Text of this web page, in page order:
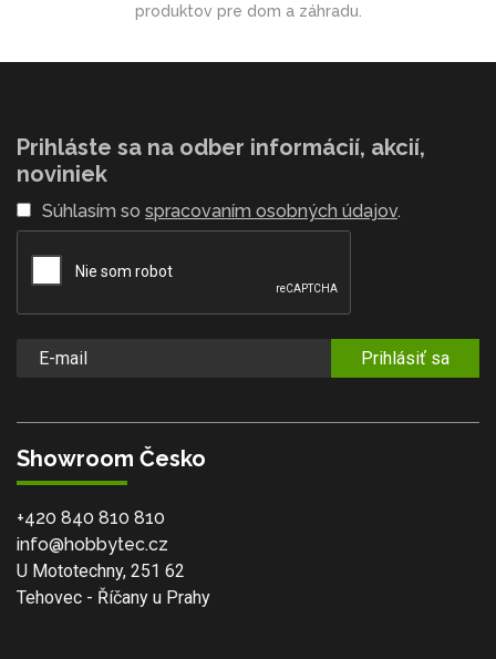
produktov pre dom a záhradu.
Prihláste sa na odber informácií, akcií,
noviniek
Súhlasím so spracovaním osobných údajov.
Prihlásiť sa
Showroom Česko
+420 840 810 810
info@hobbytec.cz
U Mototechny, 251 62
Tehovec - Říčany u Prahy